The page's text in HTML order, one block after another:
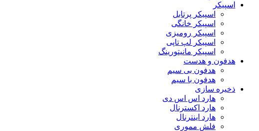
اسپیکر
اسپیکر پرتابل
اسپیکر خانگی
اسپیکر رومیزی
اسپیکر لپ تاپی
اسپیکر مانیتورینگ
هدفون و هدست
هدفون بی سیم
هدفون با سیم
ذخیره سازی
هارد اس اس دی
هارد اکسترنال
هارد اینترنال
فلش مموری